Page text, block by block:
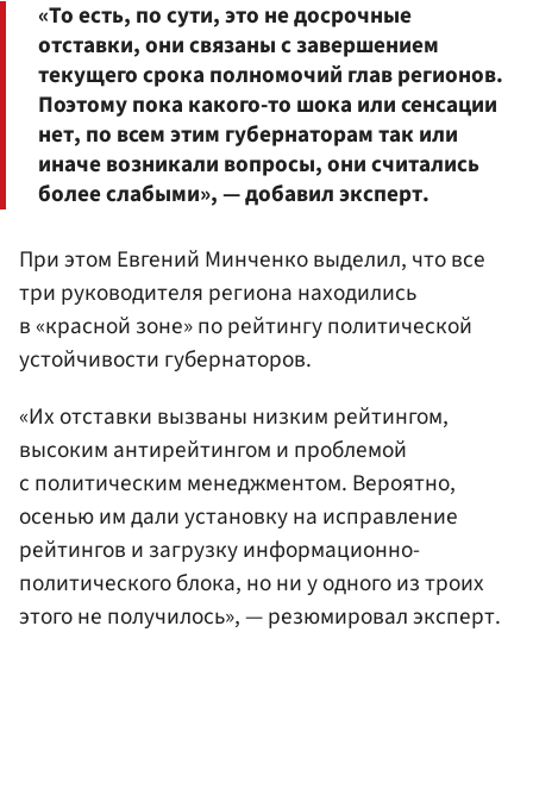
«То есть, по сути, это не досрочные
отставки, они связаны с завершением
текущего срока полномочий глав регионов.
Поэтому пока какого-то шока или сенсации
нет, по всем этим губернаторам так или
иначе возникали вопросы, они считались
более слабыми», — добавил эксперт.
При этом Евгений Минченко выделил, что все
три руководителя региона находились
в «красной зоне» по рейтингу политической
устойчивости губернаторов.
«Их отставки вызваны низким рейтингом,
высоким антирейтингом и проблемой
с политическим менеджментом. Вероятно,
осенью им дали установку на исправление
рейтингов и загрузку информационно-
политического блока, но ни у одного из троих
этого не получилось», — резюмировал эксперт.